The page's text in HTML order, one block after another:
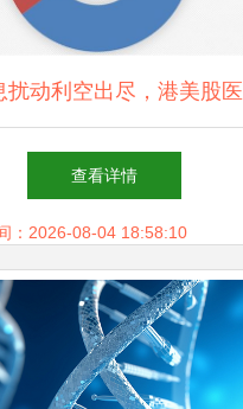
扰动利空出尽，港美股医
块集体反弹——恒生生物
ETF 513280创年内新高
查看详情
：2026-08-04 18:58:10